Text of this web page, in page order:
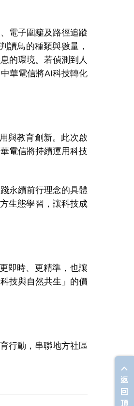
電子圍籬及路徑追蹤
讀鳥的種類與數量，
的環境。若偵測到人
華電信將AI科技轉化
與教育創新。此次啟
電信將持續運用科技
永續前行理念的具體
生態學習，讓科技成
即時、更精準，也讓
技與自然共生」的價
行動，串聯地方社區
返
回
頂